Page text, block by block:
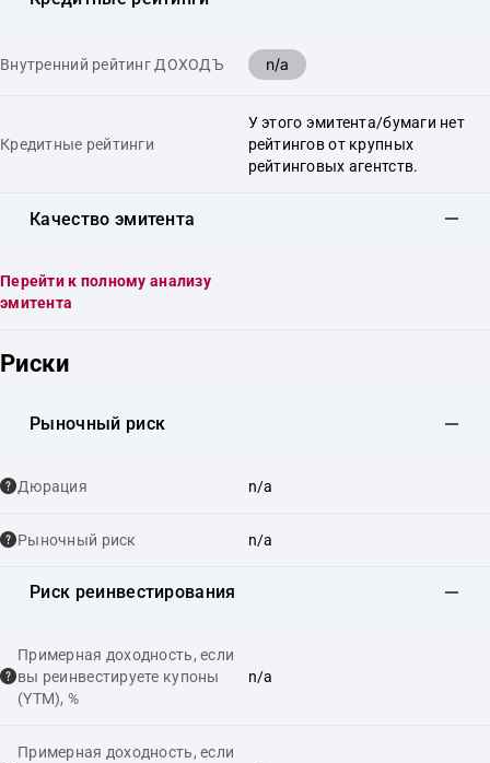
Внутренний рейтинг ДОХОДЪ n/a
Кредитные рейтинги
У этого эмитента/бумаги нет
рейтингов от крупных
рейтинговых агентств.
Качество эмитента
Перейти к полному анализу
эмитента
Риски
Рыночный риск
Дюрация n/a
Рыночный риск n/a
Риск реинвестирования
Примерная доходность, если
вы реинвестируете купоны
(YTM), %
n/a
Примерная доходность, если